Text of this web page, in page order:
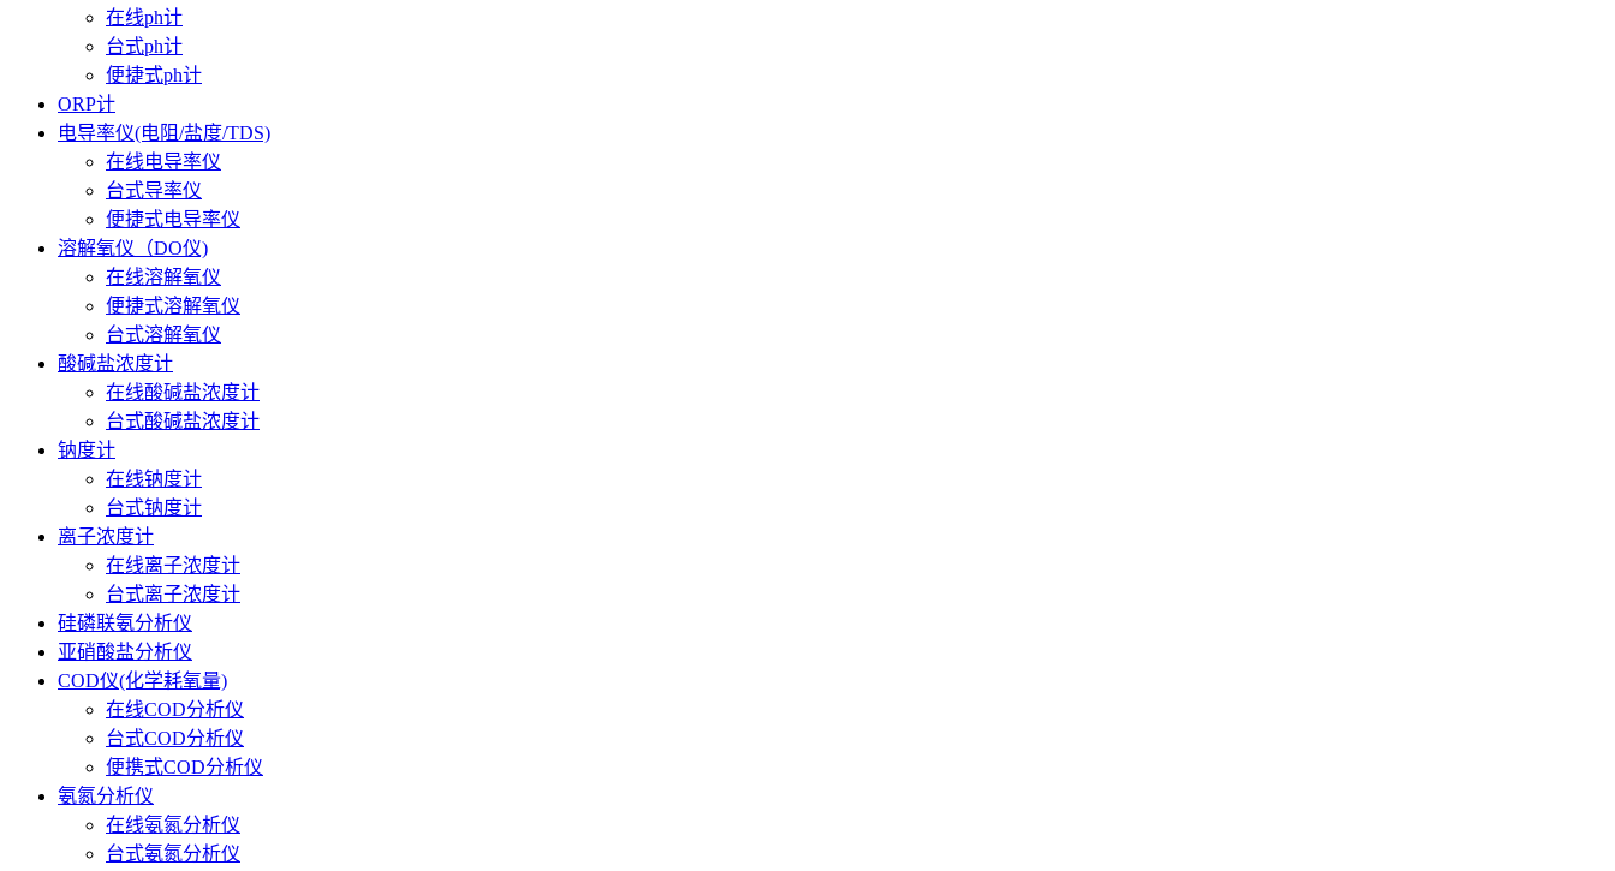
在线ph计
台式ph计
便捷式ph计
ORP计
电导率仪(电阻/盐度/TDS)
在线电导率仪
台式导率仪
便捷式电导率仪
溶解氧仪（DO仪)
在线溶解氧仪
便捷式溶解氧仪
台式溶解氧仪
酸碱盐浓度计
在线酸碱盐浓度计
台式酸碱盐浓度计
钠度计
在线钠度计
台式钠度计
离子浓度计
在线离子浓度计
台式离子浓度计
硅磷联氨分析仪
亚硝酸盐分析仪
COD仪(化学耗氧量)
在线COD分析仪
台式COD分析仪
便携式COD分析仪
氨氮分析仪
在线氨氮分析仪
台式氨氮分析仪